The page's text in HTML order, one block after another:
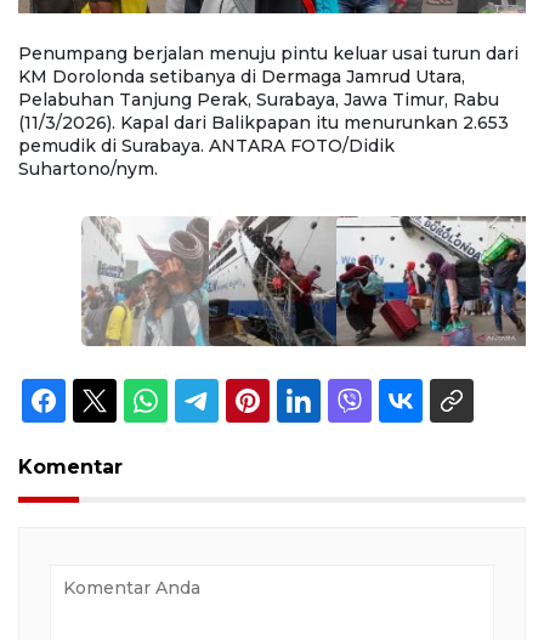
Penumpang berjalan menuju pintu keluar usai turun dari
KM Dorolonda setibanya di Dermaga Jamrud Utara,
Pelabuhan Tanjung Perak, Surabaya, Jawa Timur, Rabu
(11/3/2026). Kapal dari Balikpapan itu menurunkan 2.653
pemudik di Surabaya. ANTARA FOTO/Didik
Suhartono/nym.
Komentar